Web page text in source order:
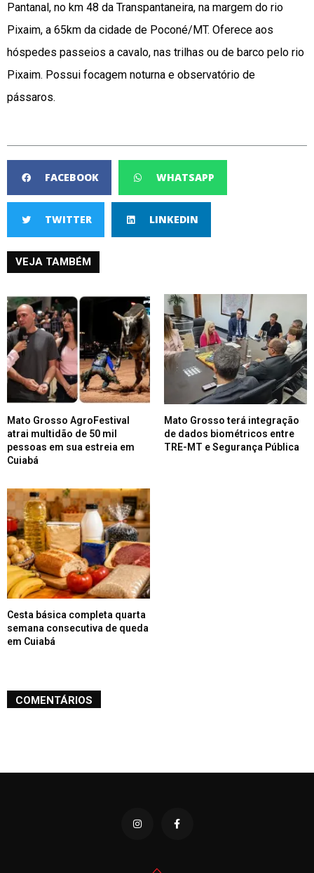
Pantanal, no km 48 da Transpantaneira, na margem do rio
Pixaim, a 65km da cidade de Poconé/MT. Oferece aos
hóspedes passeios a cavalo, nas trilhas ou de barco pelo rio
Pixaim. Possui focagem noturna e observatório de
pássaros.
FACEBOOK WHATSAPP
TWITTER LINKEDIN
VEJA TAMBÉM
Mato Grosso AgroFestival
atrai multidão de 50 mil
pessoas em sua estreia em
Cuiabá
Mato Grosso terá integração
de dados biométricos entre
TRE-MT e Segurança Pública
Cesta básica completa quarta
semana consecutiva de queda
em Cuiabá
COMENTÁRIOS